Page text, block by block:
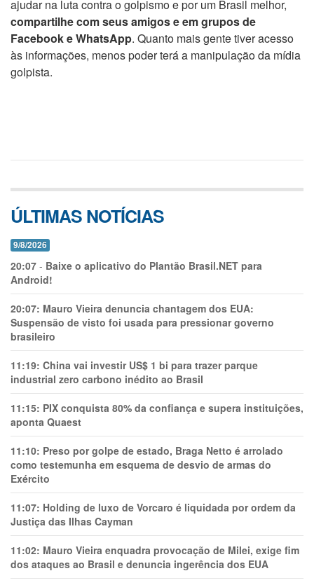
ajudar na luta contra o golpismo e por um Brasil melhor,
compartilhe com seus amigos e em grupos de
Facebook e WhatsApp. Quanto mais gente tiver acesso
às informações, menos poder terá a manipulação da mídia
golpista.
ÚLTIMAS NOTÍCIAS
9/8/2026
20:07 - Baixe o aplicativo do Plantão Brasil.NET para
Android!
20:07: Mauro Vieira denuncia chantagem dos EUA:
Suspensão de visto foi usada para pressionar governo
brasileiro
11:19: China vai investir US$ 1 bi para trazer parque
industrial zero carbono inédito ao Brasil
11:15: PIX conquista 80% da confiança e supera instituições,
aponta Quaest
11:10: Preso por golpe de estado, Braga Netto é arrolado
como testemunha em esquema de desvio de armas do
Exército
11:07: Holding de luxo de Vorcaro é liquidada por ordem da
Justiça das Ilhas Cayman
11:02: Mauro Vieira enquadra provocação de Milei, exige fim
dos ataques ao Brasil e denuncia ingerência dos EUA